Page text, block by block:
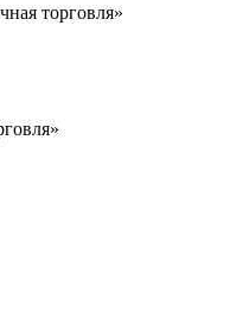
торговля»